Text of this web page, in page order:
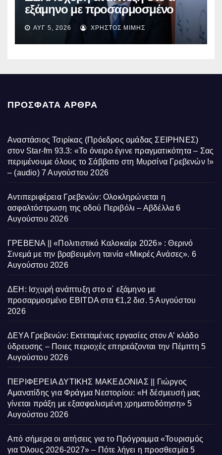
εξάμηνο με προσαρμοσμένο
EBITDA στα €1,2 δισ.
ΑΥΓ 5, 2026 ΧΡΉΣΤΟΣ ΜΊΜΗΣ
ΠΡΌΣΦΑΤΑ ΆΡΘΡΑ
Αναστάσιος Τσιρίκας (Πρόεδρος ομάδας ΣΕΙΡΗΝΕΣ)
στον Star-fm 93.3: «Το όνειρο έγινε πραγματικότητα – Σας
περιμένουμε όλους το Σάββατο στη Μυρσίνα Γρεβενών !»
– (audio) 7 Αυγούστου 2026
Αντιπεριφέρεια Γρεβενών: Ολοκληρώνεται η
ασφαλτόστρωση της οδού Περιβόλι – Αβδέλλα 6
Αυγούστου 2026
ΓΡΕΒΕΝΑ || «Πολιτιστικό Καλοκαίρι 2026» : Θερινό
Σινεμά με την βραβευμένη ταινία «Μικρές Ανάσες». 6
Αυγούστου 2026
ΔΕΗ: Ισχυρή ανάπτυξη στο α΄ εξάμηνο με
προσαρμοσμένο EBITDA στα €1,2 δισ. 5 Αυγούστου
2026
ΔΕΥΑ Γρεβενών: Εκτεταμένες εργασίες στον Α’ κλάδο
ύδρευσης – Ποιες περιοχές επηρεάζονται την Πέμπτη 5
Αυγούστου 2026
ΠΕΡΙΦΕΡΕΙΑ ΔΥΤΙΚΗΣ ΜΑΚΕΔΟΝΙΑΣ || Γιώργος
Αμανατίδης για Φράγμα Νεστορίου: «Η δέσμευσή μας
γίνεται πράξη με εξασφαλισμένη χρηματοδότηση» 5
Αυγούστου 2026
Από σήμερα οι αιτήσεις για το Πρόγραμμα «Τουρισμός
για Όλους 2026-2027» – Πότε λήγει η προσθεσμία 5